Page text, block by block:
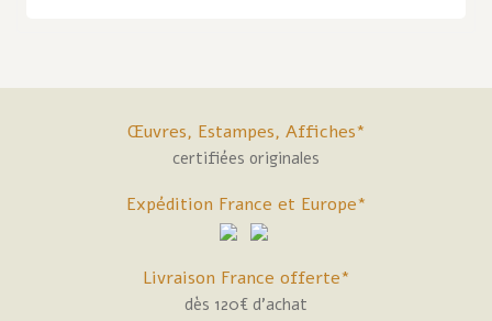
Œuvres, Estampes, Affiches*
certifiées originales
Expédition France et Europe*
Livraison France offerte*
dès 120€ d'achat